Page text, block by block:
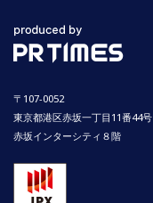
〒107-0052
東京都港区赤坂一丁目11番44号
赤坂インターシティ８階